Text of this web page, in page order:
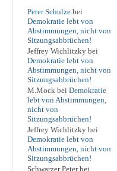
Peter Schulze bei
Demokratie lebt von
Abstimmungen, nicht von
Sitzungsabbrüchen!
Jeffrey Wichlitzky bei
Demokratie lebt von
Abstimmungen, nicht von
Sitzungsabbrüchen!
M.Mock bei Demokratie
lebt von Abstimmungen,
nicht von
Sitzungsabbrüchen!
Jeffrey Wichlitzky bei
Demokratie lebt von
Abstimmungen, nicht von
Sitzungsabbrüchen!
Schwarzer Peterbei